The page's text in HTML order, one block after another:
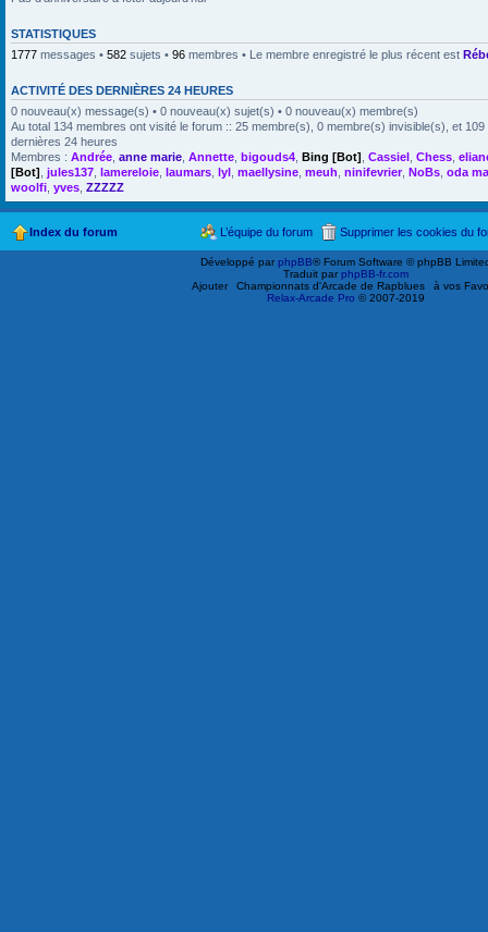
STATISTIQUES
1777 messages • 582 sujets • 96 membres • Le membre enregistré le plus récent est
ACTIVITÉ DES DERNIÈRES 24 HEURES
0 nouveau(x) message(s) • 0 nouveau(x) sujet(s) • 0 nouveau(x) membre(s)
Au total 134 membres ont visité le forum :: 25 membre(s), 0 membre(s) invisible(s), et
dernières 24 heures
Membres : Andrée anne marie Annette bigouds4 Bing [Bot] Cassiel Chess
[Bot] jules137 lamereloie laumars lyl maellysine meuh ninifevrier, NoBs oda
woolfi yves ZZZZZ
Index du forum Supprimer les cookies du
L’équipe du forum
Développé parphpBB® Forum Software © phpBB
Traduit parphpBB-fr.com
Ajouter
Championnats d'Arcade de Rapblues
à vos
Relax-Arcade Pro © 2007-2019